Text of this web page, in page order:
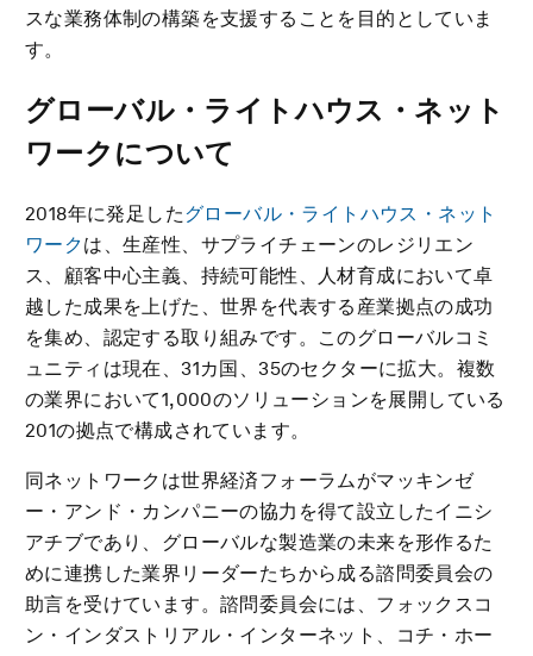
スな業務体制の構築を支援することを目的としていま
す。
グローバル・ライトハウス・ネット
ワークについて
2018年に発足したグローバル・ライトハウス・ネット
ワークは、生産性、サプライチェーンのレジリエン
ス、顧客中心主義、持続可能性、人材育成において卓
越した成果を上げた、世界を代表する産業拠点の成功
を集め、認定する取り組みです。このグローバルコミ
ュニティは現在、31カ国、35のセクターに拡大。複数
の業界において1,000のソリューションを展開している
201の拠点で構成されています。
同ネットワークは世界経済フォーラムがマッキンゼ
ー・アンド・カンパニーの協力を得て設立したイニシ
アチブであり、グローバルな製造業の未来を形作るた
めに連携した業界リーダーたちから成る諮問委員会の
助言を受けています。諮問委員会には、フォックスコ
ン・インダストリアル・インターネット、コチ・ホー